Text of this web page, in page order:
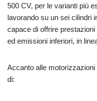
500 CV, per le varianti più
lavorando su un sei cilindri
capace di offrire
ed emissioni inferiori, in
Accanto alle motorizzazioni
di: